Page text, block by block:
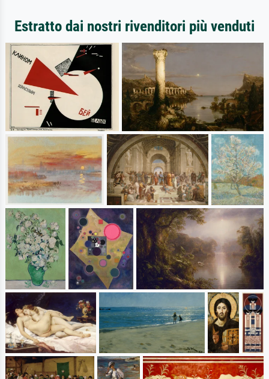
Estratto dai nostri rivenditori più venduti